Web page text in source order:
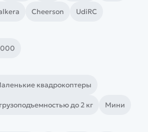
Cheerson UdiRC
квадрокоптеры
до 2 кг Мини